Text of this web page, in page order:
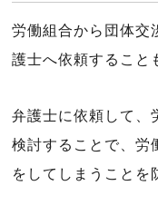
労働組合から団体交
護士へ依頼すること
弁護士に依頼して、
検討することで、労
をしてしまうことを